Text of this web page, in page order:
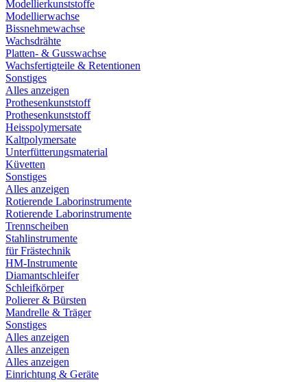
Modellierkunststoffe
Modellierwachse
Bissnehmewachse
Wachsdrähte
Platten- & Gusswachse
Wachsfertigteile & Retentionen
Sonstiges
Alles anzeigen
Prothesenkunststoff
Prothesenkunststoff
Heisspolymersate
Kaltpolymersate
Unterfütterungsmaterial
Küvetten
Sonstiges
Alles anzeigen
Rotierende Laborinstrumente
Rotierende Laborinstrumente
Trennscheiben
Stahlinstrumente
für Frästechnik
HM-Instrumente
Diamantschleifer
Schleifkörper
Polierer & Bürsten
Mandrelle & Träger
Sonstiges
Alles anzeigen
Alles anzeigen
Alles anzeigen
Einrichtung & Geräte